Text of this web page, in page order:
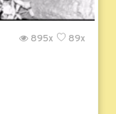
89x
895x